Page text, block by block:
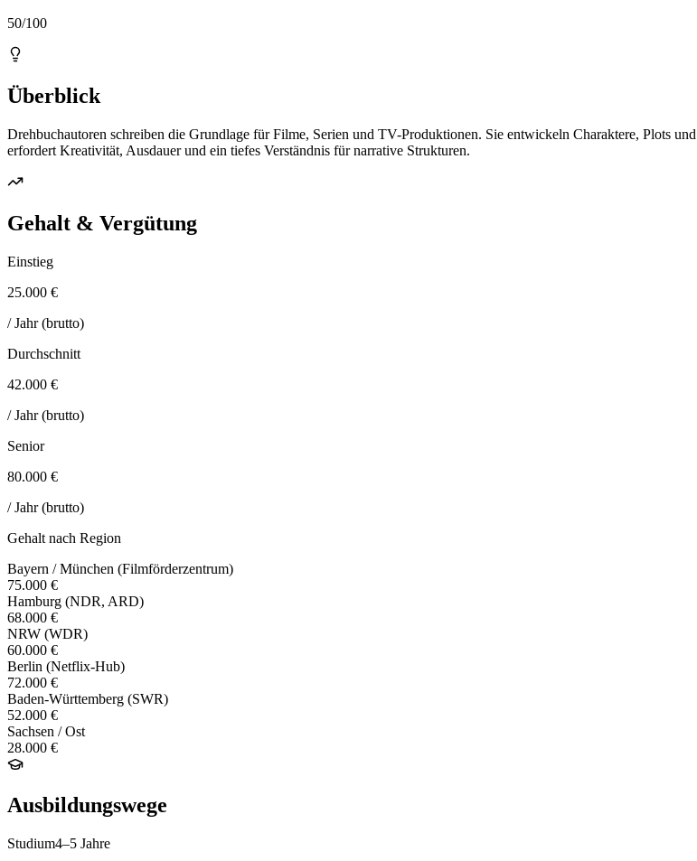
50/100
Überblick
Drehbuchautoren schreiben die Grundlage für Filme, Serien und TV-Produktionen. Sie entwickeln Charaktere, Plots
erfordert Kreativität, Ausdauer und ein tiefes Verständnis für narrative Strukturen.
Gehalt & Vergütung
Einstieg
25.000 €
/ Jahr (brutto)
Durchschnitt
42.000 €
/ Jahr (brutto)
Senior
80.000 €
/ Jahr (brutto)
Gehalt nach Region
Bayern / München (Filmförderzentrum)
75.000 €
Hamburg (NDR, ARD)
68.000 €
NRW (WDR)
60.000 €
Berlin (Netflix-Hub)
72.000 €
Baden-Württemberg (SWR)
52.000 €
Sachsen / Ost
28.000 €
Ausbildungswege
Studium4–5 Jahre